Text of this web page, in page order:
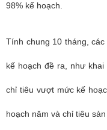
98% kế hoạch.
Tính chung 10 tháng,
kế hoạch đề ra, như
chỉ tiêu vượt mức kế
hoạch năm và chỉ tiêu